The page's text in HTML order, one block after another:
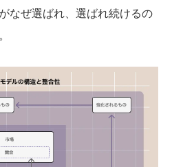
なぜ選ばれ、選ばれ続けるの